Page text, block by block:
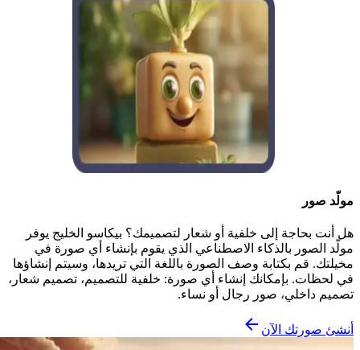
مولّد صور
هل أنت بحاجة إلى خلفية أو شعار لتصميمك؟ بيكاسو الخليج يوفر
مولّد الصور بالذكاء الاصطناعي الذي يقوم بإنشاء أي صورة في
مخيلتك. قم بكتابة وصف الصورة باللغة التي تريدها، وسيتم إنشاؤها
في لحظات. بإمكانك إنشاء أي صورة: خلفية للتصميم، تصميم شعار،
تصميم داخلي، صور رجال أو نساء.
أنشئ صورتك الآن